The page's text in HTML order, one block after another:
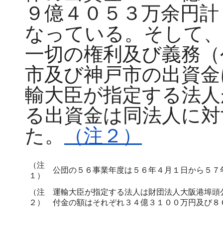
９億４０５３万余円
なっている。そして
一切の権利及び義務
市及び神戸市の出資
輸大臣が指定する法
る出資金は同法人に
た。
（注２）
（注
１）
公団の５６事業年度は５６年４月１日から５
（注
２）
運輸大臣が指定する法人は財団法人大阪港埠
付金の額はそれぞれ３４億３１００万円及び